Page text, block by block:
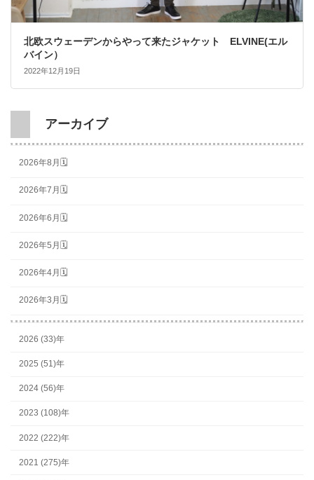
北欧スウェーデンからやって来たジャケット ELVINE(エル
バイン）
2022年12月19日
アーカイブ
2026年8月🗓
2026年7月🗓
2026年6月🗓
2026年5月🗓
2026年4月🗓
2026年3月🗓
2026 (33)年
2025 (51)年
2024 (56)年
2023 (108)年
2022 (222)年
2021 (275)年